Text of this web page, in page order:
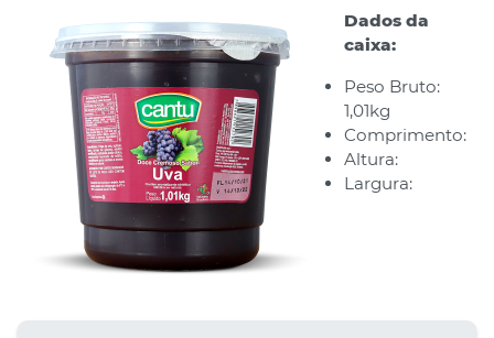
Dados da
caixa:
Peso Bruto:
1,01kg
Comprimento:
Altura:
Largura: